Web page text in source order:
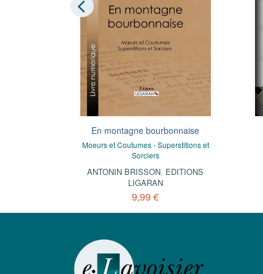
En montagne bourbonnaise
Moeurs et Coutumes - Superstitions et
Sorciers
ANTONIN BRISSON, EDITIONS
LIGARAN
9,99 €